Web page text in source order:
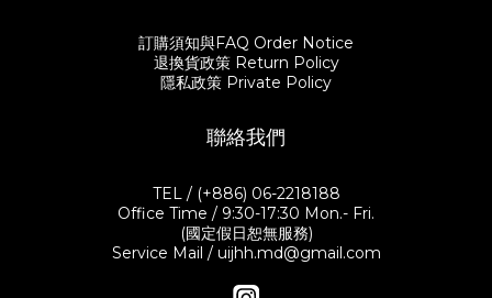
訂購須知與FAQ Order Notice
退換貨政策 Return Policy
隱私政策 Private Policy
聯絡我們
TEL / (+886) 06-2218188
Office Time / 9:30-17:30 Mon.- Fri.
(國定假日恕無服務)
Service Mail / uijhh.md@gmail.com